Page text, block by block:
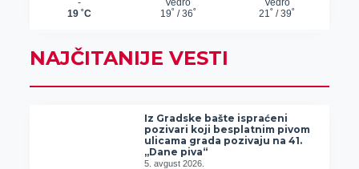
NAJČITANIJE VESTI
Iz Gradske bašte ispraćeni
pozivari koji besplatnim pivom
ulicama grada pozivaju na 41.
„Dane piva“
5. avgust 2026.